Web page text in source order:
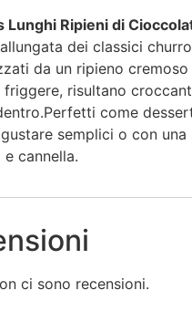
Lunghi Ripieni di
dei classici
da un ripieno
friggere, risultano
come
semplici o con
cannella.
ci sono recensioni.